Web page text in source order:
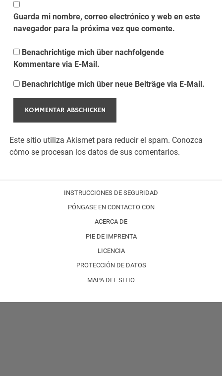
Guarda mi nombre, correo electrónico y web en este
navegador para la próxima vez que comente.
Benachrichtige mich über nachfolgende
Kommentare via E-Mail.
Benachrichtige mich über neue Beiträge via E-Mail.
Este sitio utiliza Akismet para reducir el spam. Conozca
cómo se procesan los datos de sus comentarios.
INSTRUCCIONES DE SEGURIDAD
PÓNGASE EN CONTACTO CON
ACERCA DE
PIE DE IMPRENTA
LICENCIA
PROTECCIÓN DE DATOS
MAPA DEL SITIO